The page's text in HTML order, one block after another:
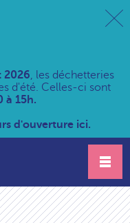
2026, les déchetteries
d'été. Celles-ci sont
à 15h.
d'ouverture ici.